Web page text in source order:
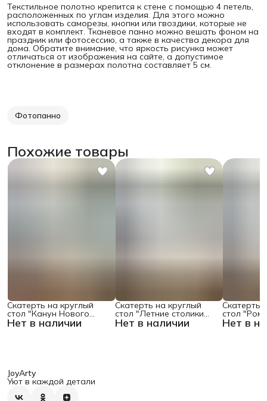
Текстильное полотно крепится к стене с помощью 4 петель,
расположенных по углам изделия. Для этого можно
использовать саморезы, кнопки или гвоздики, которые не
входят в комплект. Тканевое панно можно вешать фоном на
праздник или фотосессию, а также в качества декора для
дома. Обратите внимание, что яркость рисунка может
отличаться от изображения на сайте, а допустимое
отклонение в размерах полотна составляет 5 см.
Фотопанно
Похожие товары
Нет в наличии
Скатерть на круглый
стол "Канун Нового
Года", 150х150 , серия Нет в наличии
Скатерть на круглый
стол "Летние столики
кафе", 150х150 Нет в
Скатерть
стол
поляне",
JoyArty
Уют в каждой детали